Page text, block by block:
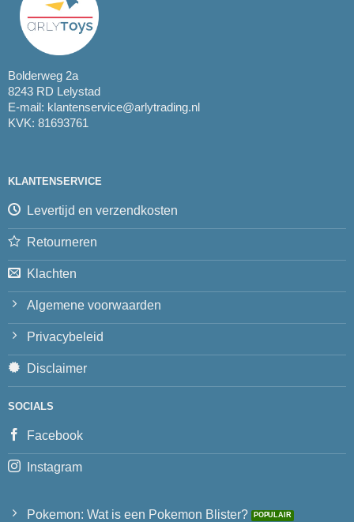
Bolderweg 2a
8243 RD Lelystad
E-mail: klantenservice@arlytrading.nl
KVK: 81693761
KLANTENSERVICE
Levertijd en verzendkosten
Retourneren
Klachten
Algemene voorwaarden
Privacybeleid
Disclaimer
SOCIALS
Facebook
Instagram
Pokemon: Wat is een Pokemon Blister?